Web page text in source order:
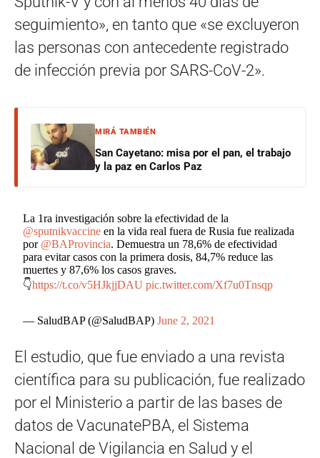
seguimiento», en tanto que «se excluyeron
las personas con antecedente registrado
de infección previa por SARS-CoV-2».
MIRÁ TAMBIÉN
San Cayetano: misa por el pan, el trabajo
y la paz en Carlos Paz
La 1ra investigación sobre la efectividad de la
@sputnikvaccine en la vida real fuera de Rusia fue realizada
por @BAProvincia. Demuestra un 78,6% de efectividad
para evitar casos con la primera dosis, 84,7% reduce las
muertes y 87,6% los casos graves.
👇https://t.co/v5HJkjjDAU pic.twitter.com/Xf7u0Tnsqp
— SaludBAP (@SaludBAP)June 2, 2021
El estudio, que fue enviado a una revista
científica para su publicación, fue realizado
por el Ministerio a partir de las bases de
datos de VacunatePBA, el Sistema
Nacional de Vigilancia en Salud y el